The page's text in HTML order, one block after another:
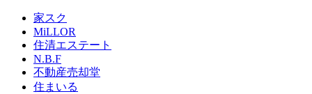
家スク
MiLLOR
住清エステート
N.B.F
不動産売却堂
住まいる